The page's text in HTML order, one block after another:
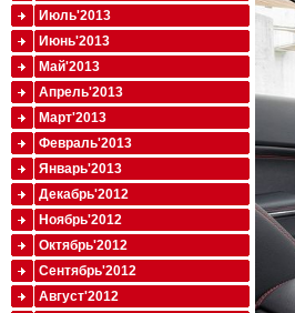
Июль'2013
Июнь'2013
Май'2013
Апрель'2013
Март'2013
Февраль'2013
Январь'2013
Декабрь'2012
Ноябрь'2012
Октябрь'2012
Сентябрь'2012
Август'2012